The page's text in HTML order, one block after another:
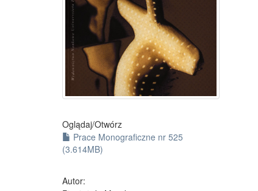
Oglądaj/Otwórz
Prace Monograficzne nr 525
(3.614MB)
Autor: